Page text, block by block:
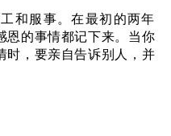
和服事。在最初的两年
恩的事情都记下来。当你
时，要亲自告诉别人，并